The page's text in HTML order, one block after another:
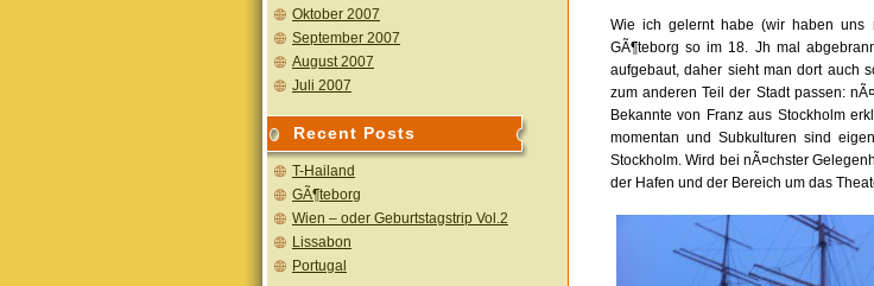
Oktober 2007
September 2007
August 2007
Juli 2007
Recent Posts
T-Hailand
GÃ¶teborg
Wien – oder Geburtstagstrip Vol.2
Lissabon
Portugal
Wie ich gelernt habe (wir haben uns
GÃ¶teborg so im 18. Jh mal
aufgebaut, daher sieht man dort auch
zum anderen Teil der Stadt passen:
Bekannte von Franz aus Stockholm
momentan und Subkulturen sind
Stockholm. Wird bei nÃ¤chster
der Hafen und der Bereich um das